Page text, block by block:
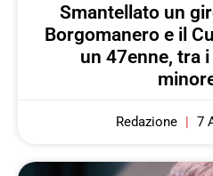
Smantellato un
Borgomanero e il
un 47enne, tra
Redazione 7